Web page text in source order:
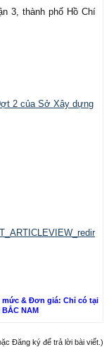
3, thành phố Hồ Chí
2 của Sở Xây dựng
& Đơn giá: Chỉ có tại
BẮC NAM
Đăng ký để trả lời bài viết.)